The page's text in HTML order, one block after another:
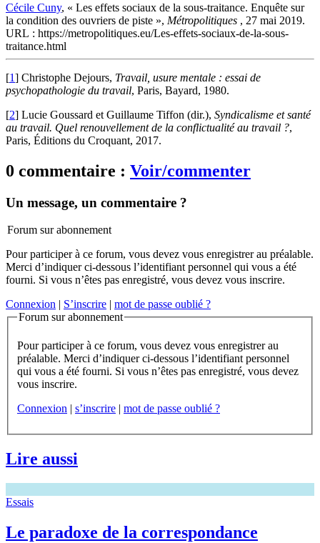
Cécile Cuny, « Les effets sociaux de la sous-traitance. Enquête sur
la condition des ouvriers de piste », Métropolitiques , 27 mai 2019.
URL : https://metropolitiques.eu/Les-effets-sociaux-de-la-sous-
traitance.html
[1] Christophe Dejours, Travail, usure mentale : essai de
psychopathologie du travail, Paris, Bayard, 1980.
[2] Lucie Goussard et Guillaume Tiffon (dir.), Syndicalisme et santé
au travail. Quel renouvellement de la conflictualité au travail ?,
Paris, Éditions du Croquant, 2017.
0 commentaire : Voir/commenter
Un message, un commentaire ?
Forum sur abonnement
Pour participer à ce forum, vous devez vous enregistrer au préalable.
Merci d’indiquer ci-dessous l’identifiant personnel qui vous a été
fourni. Si vous n’êtes pas enregistré, vous devez vous inscrire.
Connexion | S’inscrire | mot de passe oublié ?
Forum sur abonnement
Pour participer à ce forum, vous devez vous enregistrer au
préalable. Merci d’indiquer ci-dessous l’identifiant personnel
qui vous a été fourni. Si vous n’êtes pas enregistré, vous devez
vous inscrire.
Connexion | s’inscrire | mot de passe oublié ?
Lire aussi
Essais
Le paradoxe de la correspondance